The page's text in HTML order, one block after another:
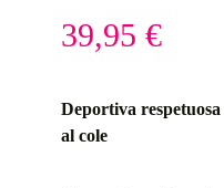
39,95 €
Deportiva
al cole